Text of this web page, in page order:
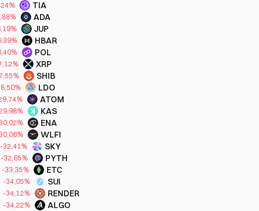
TIA
ADA
JUP
HBAR
POL
XRP
SHIB
LDO
ATOM
KAS
ENA
WLFI
-32,41% SKY
-32,65% PYTH
-33,35% ETC
-34,05% SUI
-34,12% RENDER
-34,22% ALGO